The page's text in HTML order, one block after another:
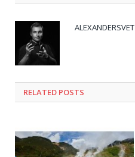
ALEXANDERSVET
RELATED POSTS